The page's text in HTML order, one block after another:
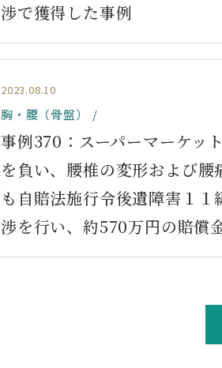
渉で獲得した事例
2023.08.10
胸・腰（骨盤）
事例370：スーパーマーケッ
を負い、腰椎の変形および
も自賠法施行令後遺障害１
渉を行い、約570万円の賠償